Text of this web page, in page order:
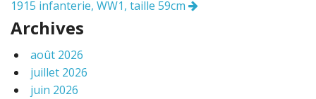
k
des
articles
1915 infanterie, WW1, taille 59cm
Archives
août 2026
juillet 2026
juin 2026